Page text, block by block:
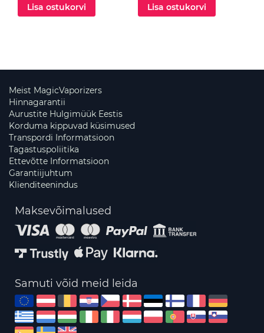
Lisa ostukorvi Lisa ostukorvi
Meist MagicVaporizers
Hinnagarantii
Aurustite Hulgimüük Eestis
Korduma kippuvad küsimused
Transpordi Informatsioon
Tagastuspoliitika
Ettevõtte Informatsioon
Garantiijuhtum
Klienditeenindus
Maksevõimalused
Samuti võid meid leida